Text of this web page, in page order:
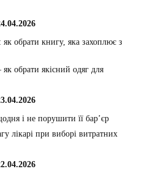
обрати книгу, яка захоплює з
обрати якісний одяг для
і не порушити її бар’єр
лікарі при виборі витратних